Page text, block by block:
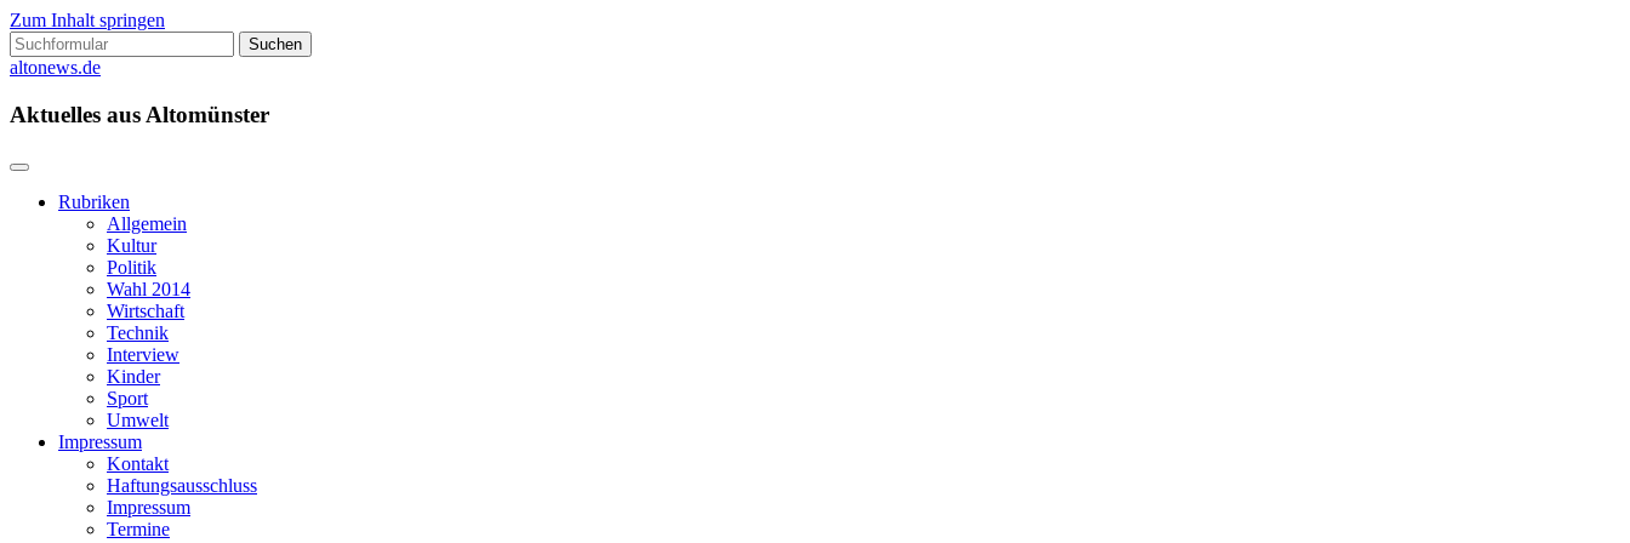
Zum Inhalt springen
Suchen
nach:
altonews.de
Aktuelles aus Altomünster
Rubriken
Allgemein
Kultur
Politik
Wahl 2014
Wirtschaft
Technik
Interview
Kinder
Sport
Umwelt
Impressum
Kontakt
Haftungsausschluss
Impressum
Termine